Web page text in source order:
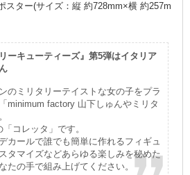
スター(サイズ：縦 約728mm×横 約257m
ーキューティーズ』第5弾はイタリア
のミリタリーテイストな女の子をプラ
minimum factory 山下しゅんやミリタ
コレッタ」です。
カールで誰でも簡単に作れるフィギュ
タマイズなどあらゆる楽しみを秘めた
たの手で組み上げてください。